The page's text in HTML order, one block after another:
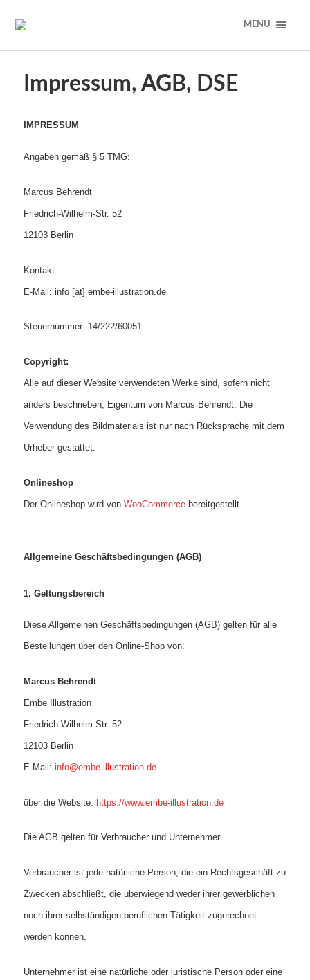
MENÜ
Impressum, AGB, DSE
IMPRESSUM
Angaben gemäß § 5 TMG:
Marcus Behrendt
Friedrich-Wilhelm-Str. 52
12103 Berlin
Kontakt:
E-Mail: info [ät] embe-illustration.de
Steuernummer: 14/222/60051
Copyright:
Alle auf dieser Website verwendeten Werke sind, sofern nicht
anders beschrieben, Eigentum von Marcus Behrendt. Die
Verwendung des Bildmaterials ist nur nach Rücksprache mit dem
Urheber gestattet.
Onlineshop
Der Onlineshop wird von WooCommercebereitgestellt.
Allgemeine Geschäftsbedingungen (AGB)
1. Geltungsbereich
Diese Allgemeinen Geschäftsbedingungen (AGB) gelten für alle
Bestellungen über den Online‑Shop von:
Marcus Behrendt
Embe Illustration
Friedrich-Wilhelm-Str. 52
12103 Berlin
E‑Mail: info@embe-illustration.de
über die Website: https://www.embe-illustration.de
Die AGB gelten für Verbraucher und Unternehmer.
Verbraucher ist jede natürliche Person, die ein Rechtsgeschäft zu
Zwecken abschließt, die überwiegend weder ihrer gewerblichen
noch ihrer selbständigen beruflichen Tätigkeit zugerechnet
werden können.
Unternehmer ist eine natürliche oder juristische Person oder eine